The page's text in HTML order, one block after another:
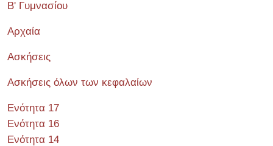
Β' Γυμνασίου
Αρχαία
Ασκήσεις
Ασκήσεις όλων των κεφαλαίων
Ενότητα 17
Ενότητα 16
Ενότητα 14